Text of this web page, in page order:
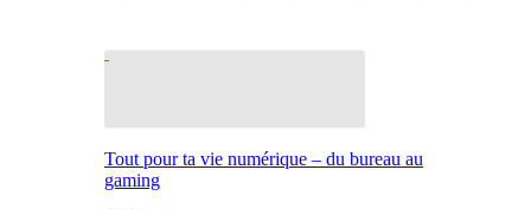
Tout pour ta vie numérique – du bureau au
gaming